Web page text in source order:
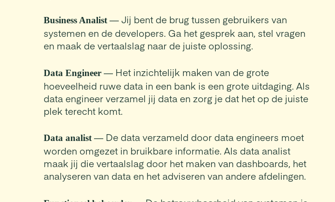
Business Analist — Jij bent de brug tussen gebruikers van
systemen en de developers. Ga het gesprek aan, stel vragen
en maak de vertaalslag naar de juiste oplossing.
Data Engineer — Het inzichtelijk maken van de grote
hoeveelheid ruwe data in een bank is een grote uitdaging. Als
data engineer verzamel jij data en zorg je dat het op de juiste
plek terecht komt.
Data analist — De data verzameld door data engineers moet
worden omgezet in bruikbare informatie. Als data analist
maak jij die vertaalslag door het maken van dashboards, het
analyseren van data en het adviseren van andere afdelingen.